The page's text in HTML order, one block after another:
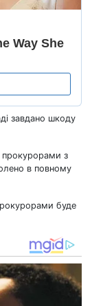
завдано шкоду
прокурорами з
в повному
буде